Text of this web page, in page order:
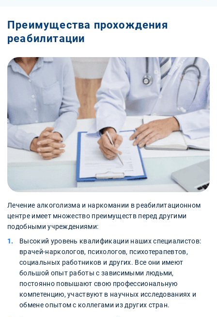
Преимущества прохождения
реабилитации
Лечение алкоголизма и наркомании в реабилитационном
центре имеет множество преимуществ перед другими
подобными учреждениями:
Высокий уровень квалификации наших специалистов:
врачей-наркологов, психологов, психотерапевтов,
социальных работников и других. Все они имеют
большой опыт работы с зависимыми людьми,
постоянно повышают свою профессиональную
компетенцию, участвуют в научных исследованиях и
обмене опытом с коллегами из других стран.